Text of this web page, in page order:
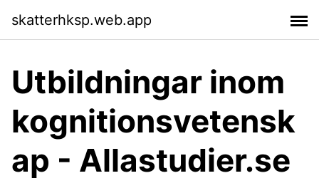
skatterhksp.web.app
Utbildningar inom
kognitionsvetensk
ap - Allastudier.se